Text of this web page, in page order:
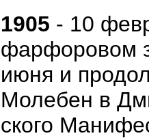
1905 - 10
фарфоровом
июня и
Молебен в
ского